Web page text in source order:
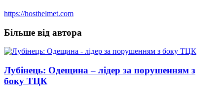
https://hosthelmet.com
Більше від автора
Лубінець: Одещина – лідер за порушенням з
боку ТЦК